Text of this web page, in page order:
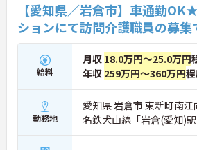
【愛知県／岩倉市】車通勤
ションにて訪問介護職員の募集
給料
月収 18.0万円～25.0万円
年収 259万円～360万円
勤務地
愛知県 岩倉市 東新町南江
名鉄犬山線「岩倉(愛知)